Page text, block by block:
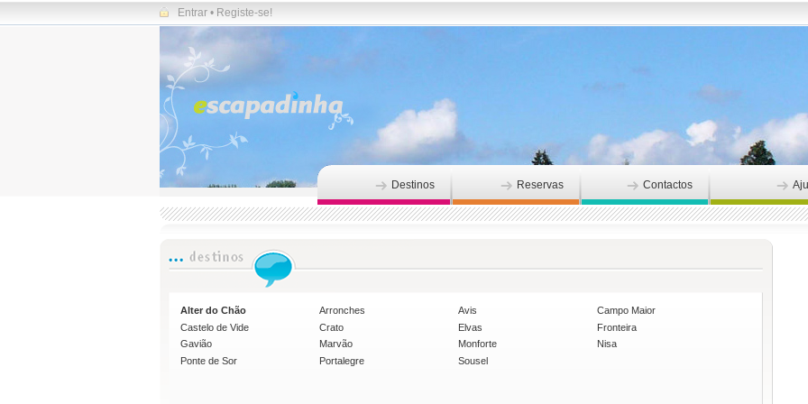
Entrar • Registe-se!
Destinos Reservas Contactos
Alter do Chão Arronches Avis
Campo Maior
Castelo de Vide
Crato Elvas
Fronteira
Gavião
Marvão Monforte
Nisa
Ponte de Sor
Portalegre Sousel